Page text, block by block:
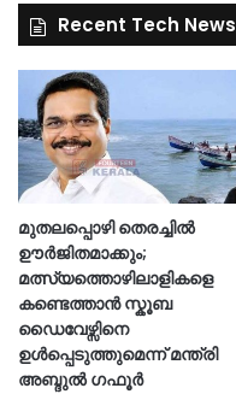
Recent Tech News
മുതലപ്പൊഴി തെരച്ചിൽ
ഊർജിതമാക്കും;
മത്സ്യത്തൊഴിലാളികളെ
കണ്ടെത്താൻ സ്കൂബ
ഡൈവേഴ്സിനെ
ഉൾപ്പെടുത്തുമെന്ന് മന്ത്രി
അബ്ദുൽ ഗഫൂർ